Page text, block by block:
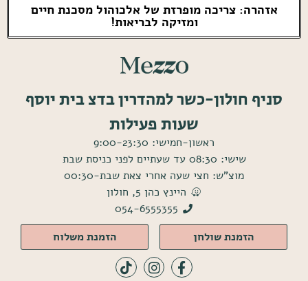
אזהרה: צריכה מופרזת של אלכוהול מסכנת חיים
ומזיקה לבריאות!
סניף חולון-כשר למהדרין בדצ בית יוסף
שעות פעילות
ראשון-חמישי: 9:00-23:30
שישי: 08:30 עד שעתיים לפני כניסת שבת
מוצ"ש: חצי שעה אחרי צאת שבת-00:30
היינץ כהן 5, חולון
054-6555355
הזמנת שולחן
הזמנת משלוח